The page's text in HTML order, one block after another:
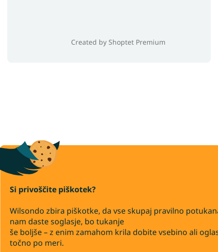
Si privoščite piškotek?
Wilsondo zbira piškotke, da vse skupaj pravilno
nam daste soglasje, bo tukanje
še boljše – z enim zamahom krila dobite vsebino ali
točno po meri.
Created by Shoptet Premium